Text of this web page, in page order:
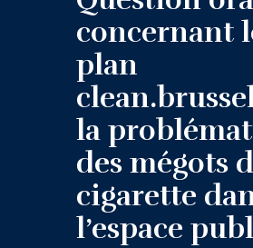
concernant
plan
la
des mégots
cigarette
l’espace